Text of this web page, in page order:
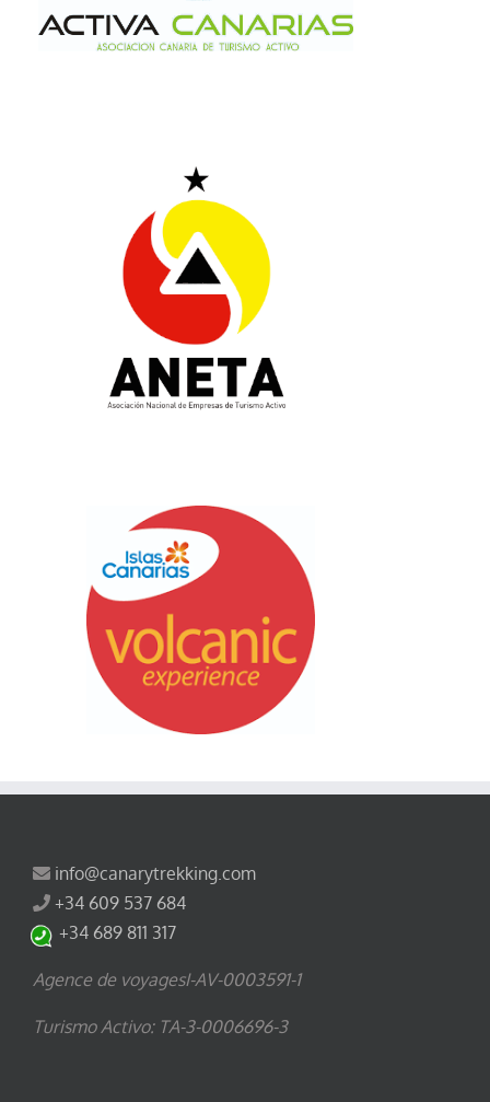
info@canarytrekking.com
+34 609 537 684
+34 689 811 317
Agence de voyagesI-AV-0003591-1
Turismo Activo: TA-3-0006696-3